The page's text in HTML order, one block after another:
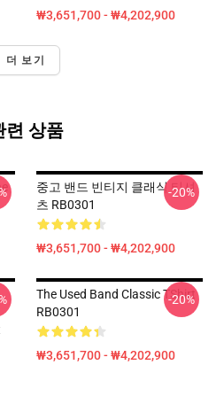
₩3,651,700 - ₩4,202,900
더 보기
련 상품
중고 밴드 빈티지 클래식 티셔
츠 RB0301
₩3,651,700 - ₩4,202,900
-20%
The Used Band Classic TShirt
RB0301
₩3,651,700 - ₩4,202,900
-20%